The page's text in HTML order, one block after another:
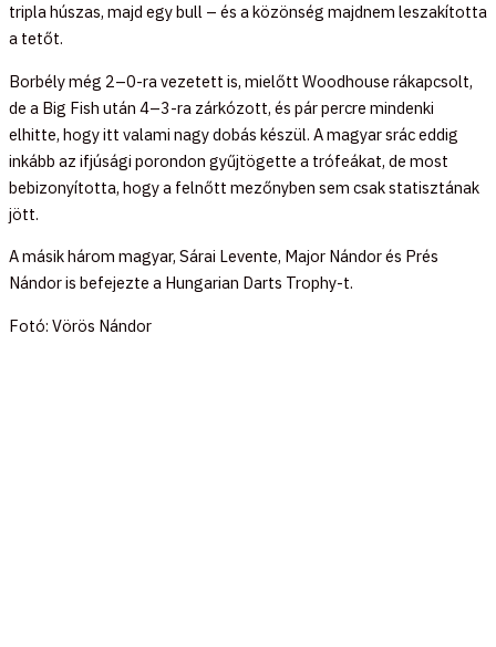
tripla húszas, majd egy bull – és a közönség majdnem leszakította
a tetőt.
Borbély még 2–0-ra vezetett is, mielőtt Woodhouse rákapcsolt,
de a Big Fish után 4–3-ra zárkózott, és pár percre mindenki
elhitte, hogy itt valami nagy dobás készül. A magyar srác eddig
inkább az ifjúsági porondon gyűjtögette a trófeákat, de most
bebizonyította, hogy a felnőtt mezőnyben sem csak statisztának
jött.
A másik három magyar, Sárai Levente, Major Nándor és Prés
Nándor is befejezte a Hungarian Darts Trophy-t.
Fotó: Vörös Nándor